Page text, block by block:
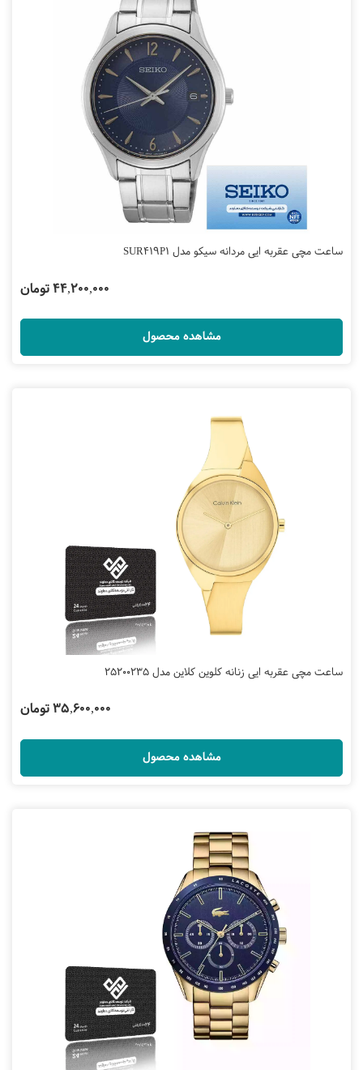
ساعت مچی عقربه ایی مردانه سیکو مدل SUR419P1
44,200,000 تومان
مشاهده محصول
ساعت مچی عقربه ایی زنانه کلوین کلاین مدل 25200235
35,600,000 تومان
مشاهده محصول